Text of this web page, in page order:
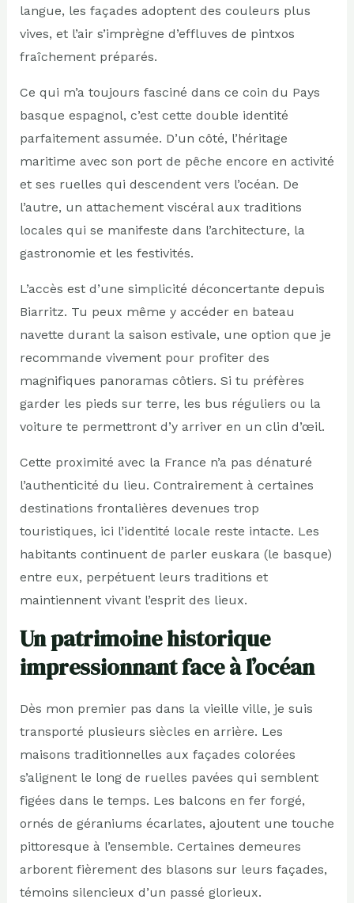
langue, les façades adoptent des couleurs plus
vives, et l’air s’imprègne d’effluves de pintxos
fraîchement préparés.
Ce qui m’a toujours fasciné dans ce coin du Pays
basque espagnol, c’est cette double identité
parfaitement assumée. D’un côté, l’héritage
maritime avec son port de pêche encore en activité
et ses ruelles qui descendent vers l’océan. De
l’autre, un attachement viscéral aux traditions
locales qui se manifeste dans l’architecture, la
gastronomie et les festivités.
L’accès est d’une simplicité déconcertante depuis
Biarritz. Tu peux même y accéder en bateau
navette durant la saison estivale, une option que je
recommande vivement pour profiter des
magnifiques panoramas côtiers. Si tu préfères
garder les pieds sur terre, les bus réguliers ou la
voiture te permettront d’y arriver en un clin d’œil.
Cette proximité avec la France n’a pas dénaturé
l’authenticité du lieu. Contrairement à certaines
destinations frontalières devenues trop
touristiques, ici l’identité locale reste intacte. Les
habitants continuent de parler euskara (le basque)
entre eux, perpétuent leurs traditions et
maintiennent vivant l’esprit des lieux.
Un patrimoine historique
impressionnant face à l’océan
Dès mon premier pas dans la vieille ville, je suis
transporté plusieurs siècles en arrière. Les
maisons traditionnelles aux façades colorées
s’alignent le long de ruelles pavées qui semblent
figées dans le temps. Les balcons en fer forgé,
ornés de géraniums écarlates, ajoutent une touche
pittoresque à l’ensemble. Certaines demeures
arborent fièrement des blasons sur leurs façades,
témoins silencieux d’un passé glorieux.